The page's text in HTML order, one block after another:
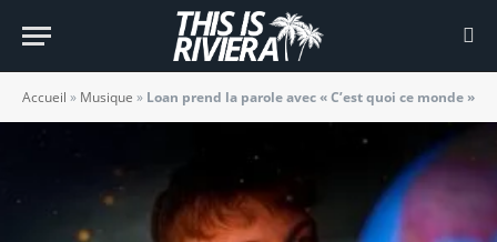
Accueil » Musique » Loan prend la parole avec « C’est quoi ce monde »